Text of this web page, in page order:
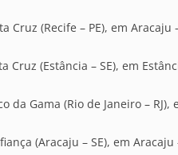
Cruz (Recife – PE), em Aracaju
Cruz (Estância – SE), em
da Gama (Rio de Janeiro – RJ),
(Aracaju – SE), em Aracaju